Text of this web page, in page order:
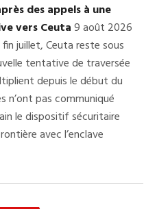
des appels à une
vers Ceuta9 août 2026
juillet, Ceuta reste sous
tentative de traversée
depuis le début du
n’ont pas communiqué
le dispositif sécuritaire
avec l’enclave